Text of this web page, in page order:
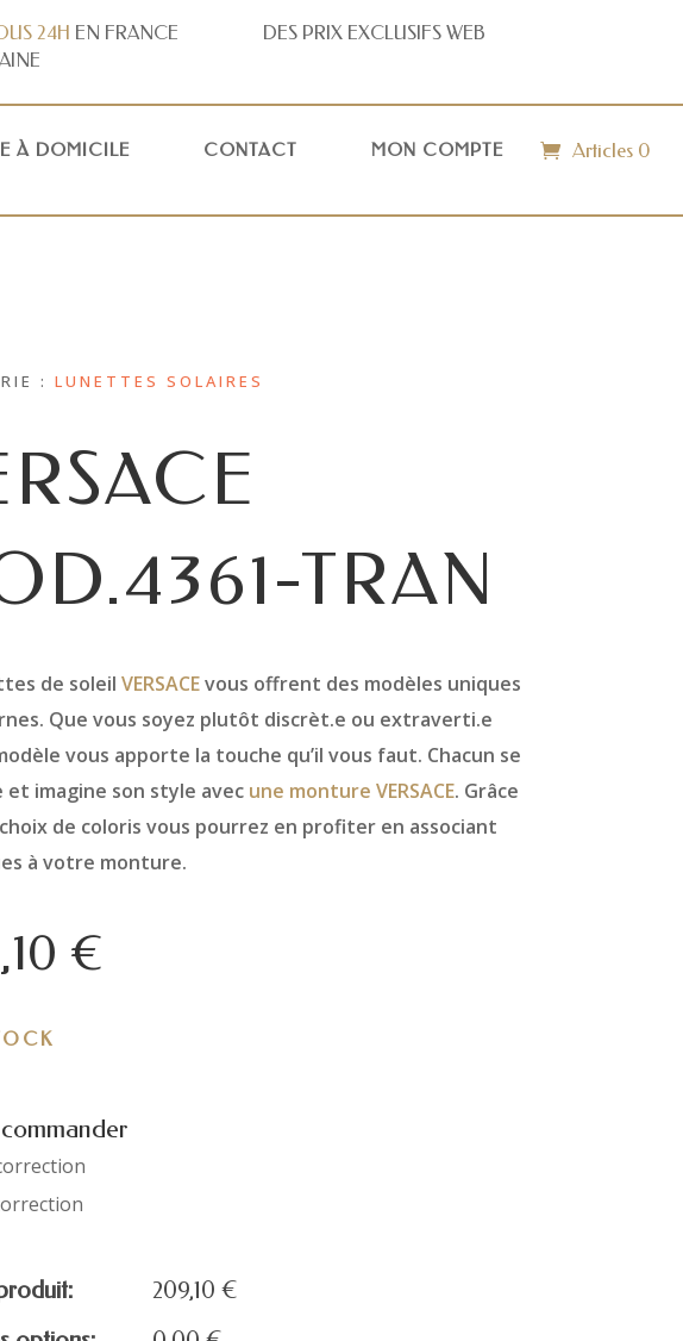
24H EN FRANCE
DES PRIX EXCLUSIFS WEB
À DOMICILE CONTACT MON COMPTE Articles 0
: LUNETTES SOLAIRES
TRAN
de soleil VERSACEvous offrent des modèles uniques
Que vous soyez plutôt discrèt.e ou extraverti.e
vous apporte la touche qu’il vous faut. Chacun se
imagine son style avec une monture VERSACE. Grâce
de coloris vous pourrez en profiter en associant
à votre monture.
€
209,10 €